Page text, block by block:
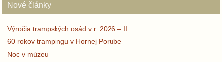
Nové články
Výročia trampských osád v r. 2026 – II.
60 rokov trampingu v Hornej Porube
Noc v múzeu